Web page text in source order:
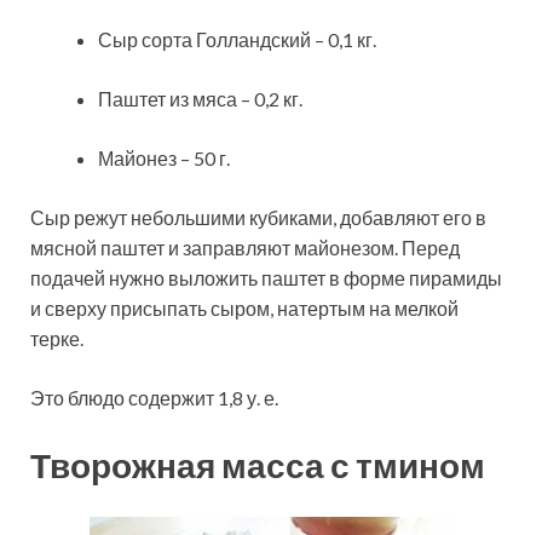
Сыр сорта Голландский – 0,1 кг.
Паштет из мяса – 0,2 кг.
Майонез – 50 г.
Сыр режут небольшими кубиками, добавляют его в
мясной паштет и заправляют майонезом. Перед
подачей нужно выложить паштет в форме пирамиды
и сверху присыпать сыром, натертым на мелкой
терке.
Это блюдо содержит 1,8 у. е.
Творожная масса с тмином